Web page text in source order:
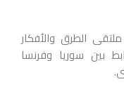
الطرق والأفكار
بين سوريا وفرنسا